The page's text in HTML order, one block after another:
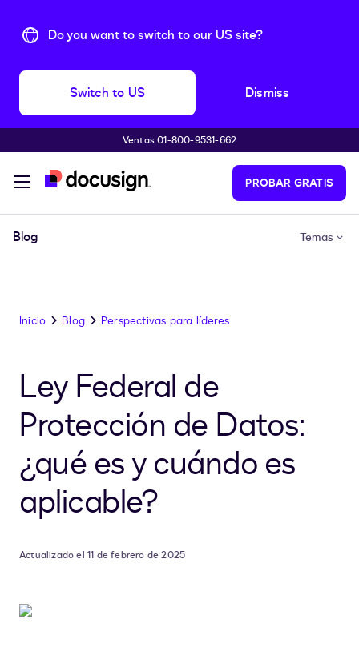
Do you want to switch to our US site?
Switch to US Dismiss
Accede al contenido principalVentas 01-800-9531-662
PROBAR GRATIS
Blog Temas
Inicio Blog Perspectivas para líderes
Ley Federal de
Protección de Datos:
¿qué es y cuándo es
aplicable?
Actualizado el 11 de febrero de 2025